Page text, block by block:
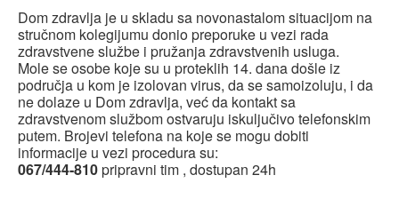
Public procurement
Blog
Contact
Antikorupcija
Tenders
ISO 9001:2016
Dom zdravlja je u skladu sa novonastalom situacijom na
stručnom kolegijumu donio preporuke u vezi rada
zdravstvene službe i pružanja zdravstvenih usluga.
Mole se osobe koje su u proteklih 14. dana došle iz
područja u kom je izolovan virus, da se samoizoluju, i da
ne dolaze u Dom zdravlja, već da kontakt sa
zdravstvenom službom ostvaruju iskuljučivo telefonskim
putem. Brojevi telefona na koje se mogu dobiti
informacije u vezi procedura su:
067/444-810pripravni tim , dostupan 24h